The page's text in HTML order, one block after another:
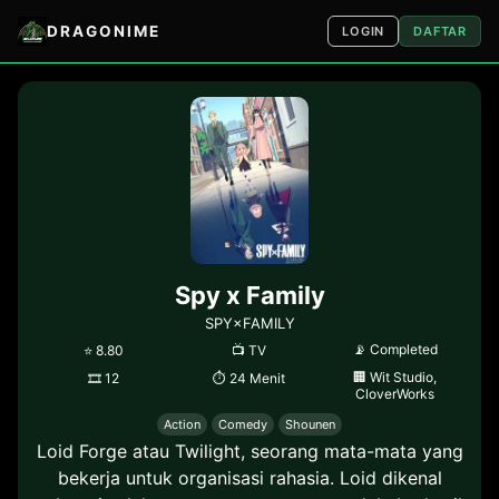
DRAGONIME LOGIN DAFTAR
Spy x Family
SPY×FAMILY
⭐8.80 📺TV 📡 Completed
🎞12 ⏱ 24 Menit 🏢Wit Studio,
CloverWorks
Action Comedy Shounen
Loid Forge atau Twilight, seorang mata-mata yang
bekerja untuk organisasi rahasia. Loid dikenal